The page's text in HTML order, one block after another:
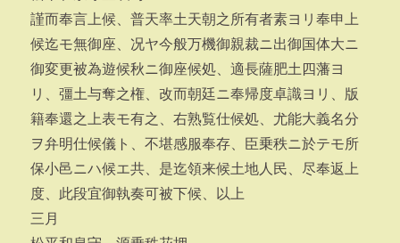
謹而奉言上候、普天率土天朝之所有者素ヨリ奉申上
候迄モ無御座、况ヤ今般万機御親裁ニ出御国体大ニ
御変更被為遊候秋ニ御座候処、適長薩肥土四藩ヨ
リ、彊土与奪之権、改而朝廷ニ奉帰度卓識ヨリ、版
籍奉還之上表モ有之、右熟覧仕候処、尤能大義名分
ヲ弁明仕候儀ト、不堪感服奉存、臣乗秩ニ於テモ所
保小邑ニハ候エ共、是迄領来候土地人民、尽奉返上
度、此段宜御執奏可被下候、以上
三月